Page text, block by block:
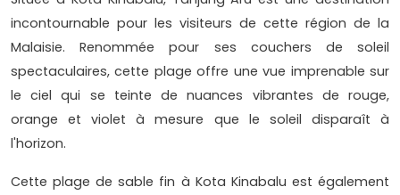
incontournable pour les visiteurs de cette région de la
Malaisie. Renommée pour ses couchers de soleil
spectaculaires, cette plage offre une vue imprenable sur
le ciel qui se teinte de nuances vibrantes de rouge,
orange et violet à mesure que le soleil disparaît à
l'horizon.
Cette plage de sable fin à Kota Kinabalu est également